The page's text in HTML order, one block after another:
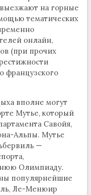
на горные
тематических
онлайн,
(при прочих
французского
вполне могут
Мутье, который
Савойя,
Альпы. Мутье
—
Олимпиаду.
популярнейшие
Ле-Менюир